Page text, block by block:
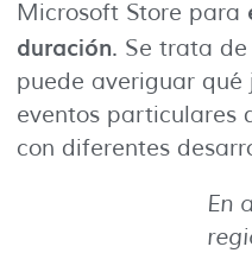
Microsoft Store para
duración. Se trata
puede averiguar qué
eventos particulares
con diferentes
En